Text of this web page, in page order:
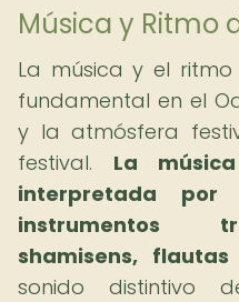
Música y Ritmo
La música y el
fundamental en el
y la atmósfera
festival. La
interpretada por
instrumentos
shamisens,
sonido distintivo